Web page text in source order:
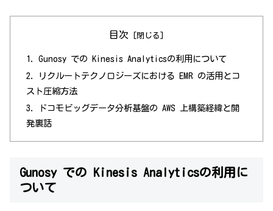
目次
Gunosy での Kinesis Analyticsの利用について
リクルートテクノロジーズにおける EMR の活用とコ
スト圧縮方法
ドコモビッグデータ分析基盤の AWS 上構築経緯と開
発裏話
Gunosy での Kinesis Analyticsの利用に
ついて